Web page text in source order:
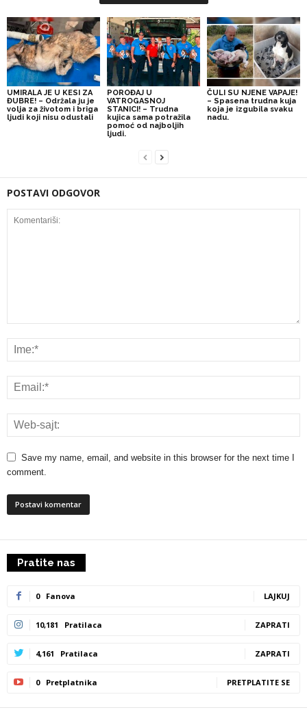
UMIRALA JE U KESI ZA
ĐUBRE! – Održala ju je
volja za životom i briga
ljudi koji nisu odustali
POROĐAJ U
VATROGASNOJ
STANICI! – Trudna
kujica sama potražila
pomoć od najboljih
ljudi.
ČULI SU NJENE VAPAJE!
– Spasena trudna kuja
koja je izgubila svaku
nadu.
POSTAVI ODGOVOR
Save my name, email, and website in this browser for the next time I
comment.
Pratite nas
0 Fanova LAJKUJ
10,181 Pratilaca ZAPRATI
4,161 Pratilaca ZAPRATI
0 Pretplatnika PRETPLATITE SE